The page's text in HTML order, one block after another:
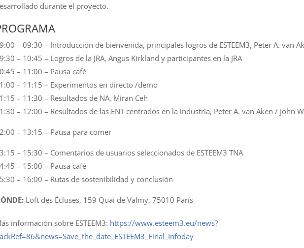
durante el proyecto.
– 09:30 – Introducción de bienvenida, principales logros de ESTEEM3, Peter A. van
– 10:45 – Logros de la JRA, Angus Kirkland y participantes en la JRA
– 11:00 – Pausa café
– 11:15 – Experimentos en directo /demo
– 11:30 – Resultados de NA, Miran Ceh
– 12:00 – Resultados de las ENT centrados en la industria, Peter A. van Aken / John
– 13:15 – Pausa para comer
– 15:30 – Comentarios de usuarios seleccionados de ESTEEM3 TNA
– 15:00 – Pausa café
– 16:00 – Rutas de sostenibilidad y conclusión
Loft des Écluses, 159 Quai de Valmy, 75010 París
información sobre ESTEEM3: https://www.esteem3.eu/news?